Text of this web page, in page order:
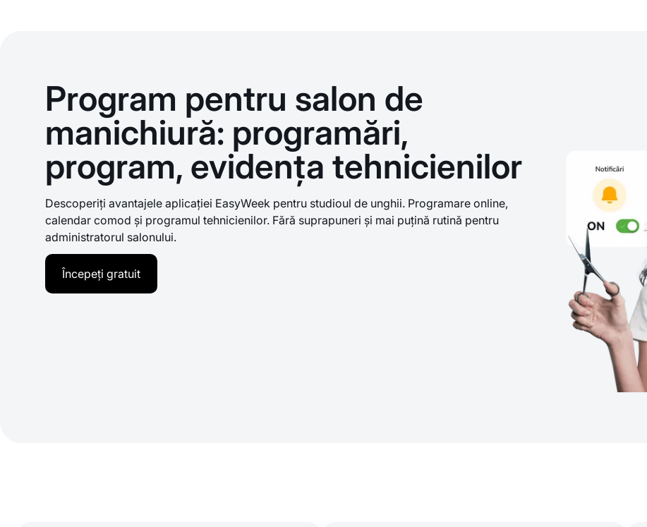
Program pentru salon de
manichiură: programări,
program, evidența tehnicienilor
Descoperiți avantajele aplicației EasyWeek pentru studioul de unghii. Programare online,
calendar comod și programul tehnicienilor. Fără suprapuneri și mai puțină rutină pentru
administratorul salonului.
Începeți gratuit